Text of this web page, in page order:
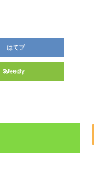
はてブ
feedly